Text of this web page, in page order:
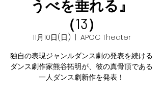
うべを垂れる』
（13）
11月10日(日)
APOC Theater
独自の表現ジャンルダンス劇の発表を続ける
ダンス劇作家熊谷拓明が、彼の真骨頂である
一人ダンス劇新作を発表！